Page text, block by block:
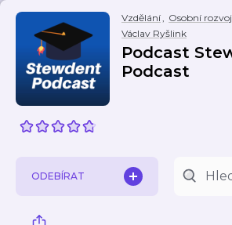
Vzdělání, Osobní rozvoj
Václav Ryšlink
Podcast
Podcast
ODEBÍRAT